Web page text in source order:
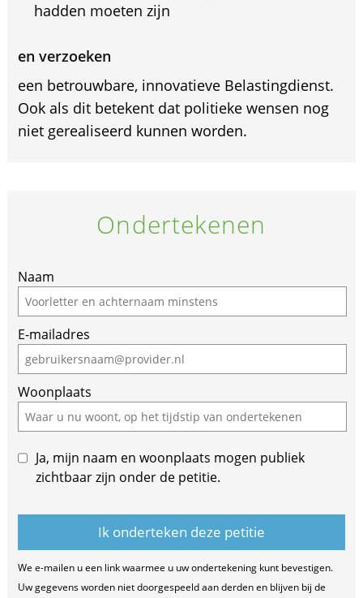
hadden moeten zijn
en verzoeken
een betrouwbare, innovatieve Belastingdienst.
Ook als dit betekent dat politieke wensen nog
niet gerealiseerd kunnen worden.
Ondertekenen
If
you
are
a
human,
ignore
this
field
Naam
E-mailadres
Woonplaats
Ja, mijn naam en woonplaats mogen publiek
zichtbaar zijn onder de petitie.
We e-mailen u een link waarmee u uw ondertekening kunt bevestigen.
Uw gegevens worden niet doorgespeeld aan derden en blijven bij de